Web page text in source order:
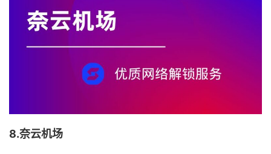
8.奈云机场